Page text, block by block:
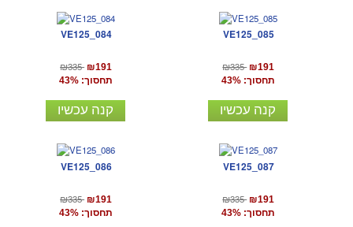
VE125_084
₪335 ₪191
תחסוך: 43%
קנה עכשיו
VE125_085
₪335 ₪191
תחסוך: 43%
קנה עכשיו
VE125_086
₪335 ₪191
תחסוך: 43%
VE125_087
₪335 ₪191
תחסוך: 43%